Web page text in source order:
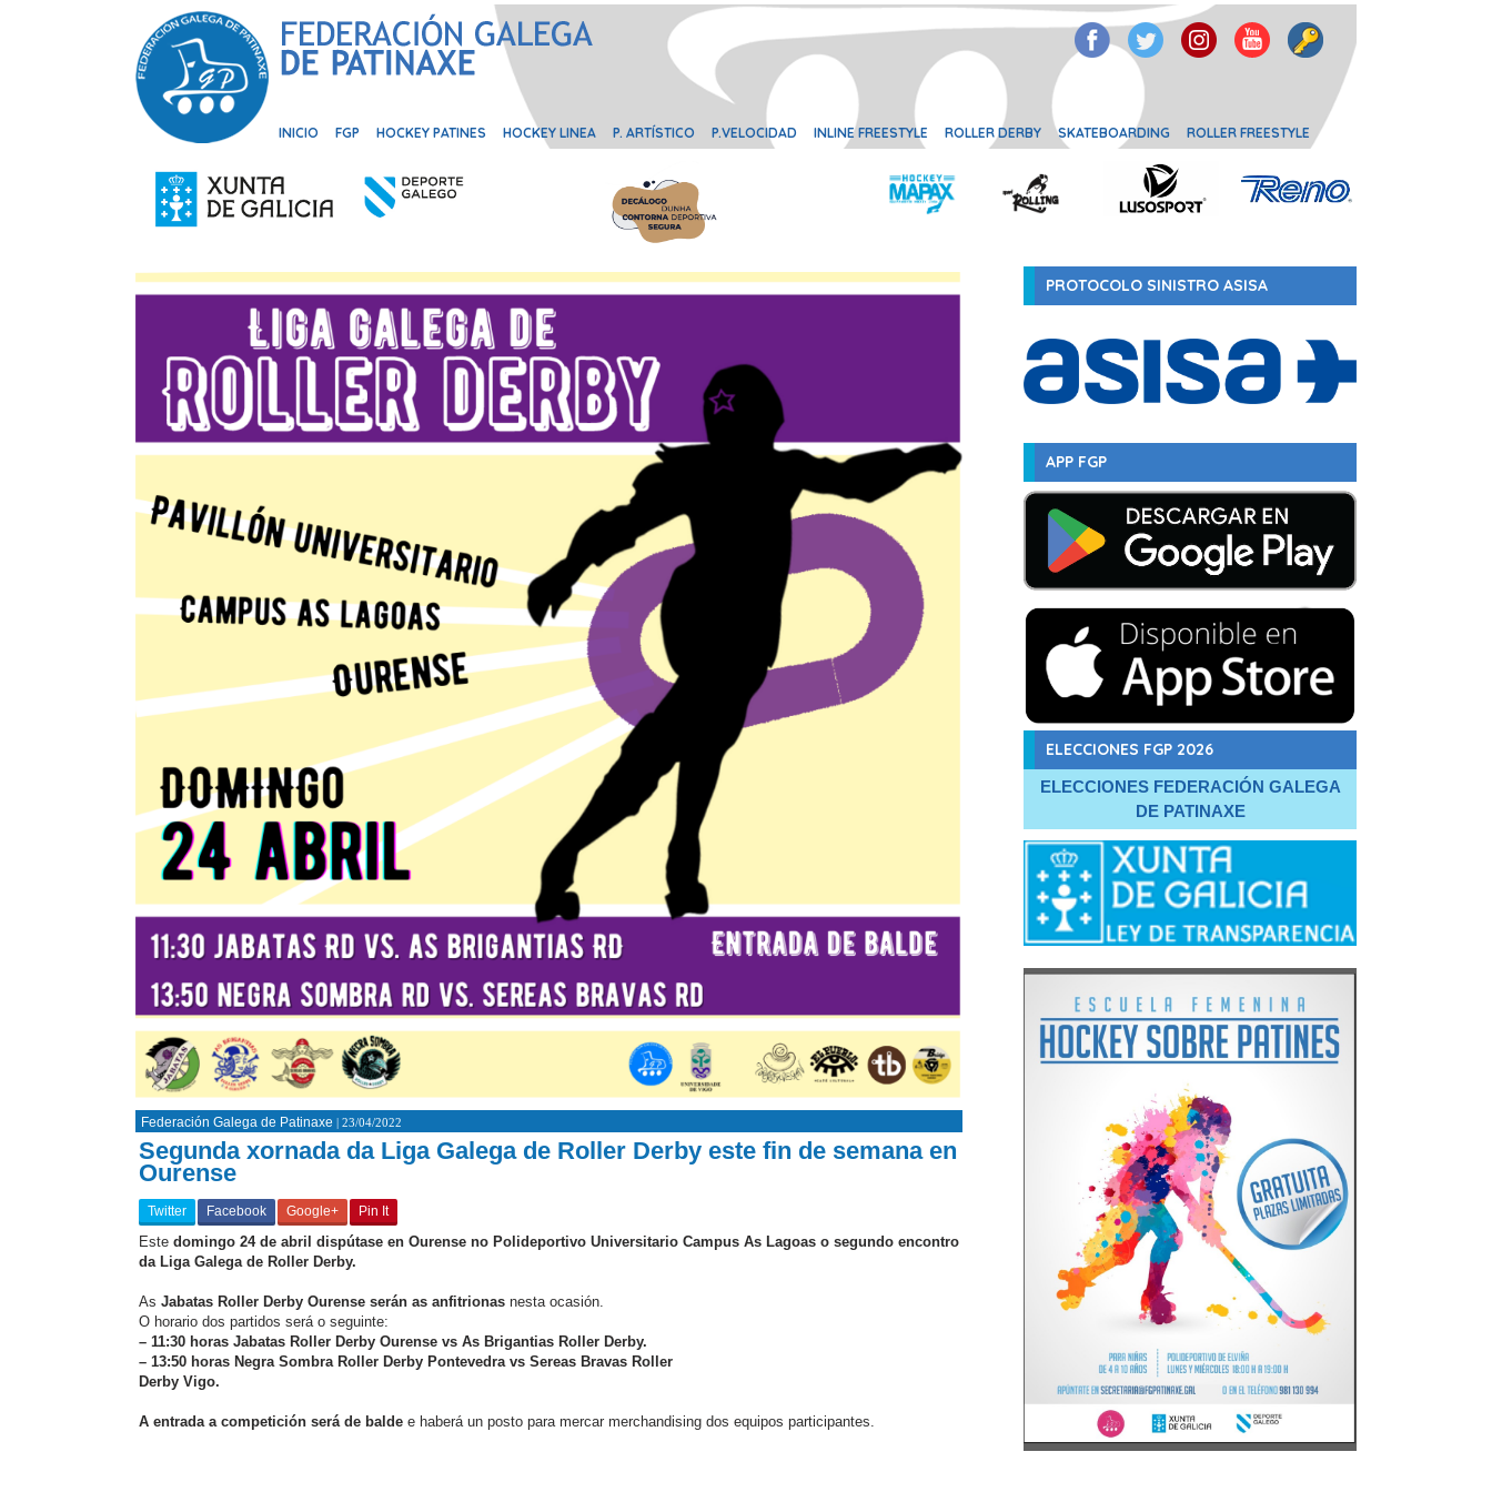
INICIO FGP HOCKEY PATINES HOCKEY LINEA P. ARTÍSTICO P.VELOCIDAD INLINE FREESTYLE ROLLER DERBY SKATEBOARDING ROLLER FREESTYLE
PROTOCOLO SINISTRO ASISA
APP FGP
ELECCIONES FGP 2026
ELECCIONES FEDERACIÓN GALEGA
DE PATINAXE
Federación Galega de Patinaxe | 23/04/2022
Segunda xornada da Liga Galega de Roller Derby este fin de semana en
Ourense
Twitter Facebook Google+ Pin It
Este domingo 24 de abril dispútase en Ourense no Polideportivo Universitario Campus As Lagoas o segundo encontro
da Liga Galega de Roller Derby.
As Jabatas Roller Derby Ourense serán as anfitrionas nesta ocasión.
O horario dos partidos será o seguinte:
– 11:30 horas Jabatas Roller Derby Ourense vs As Brigantias Roller Derby.
– 13:50 horas Negra Sombra Roller Derby Pontevedra vs Sereas Bravas Roller
Derby Vigo.
A entrada a competición será de balde e haberá un posto para mercar merchandising dos equipos participantes.